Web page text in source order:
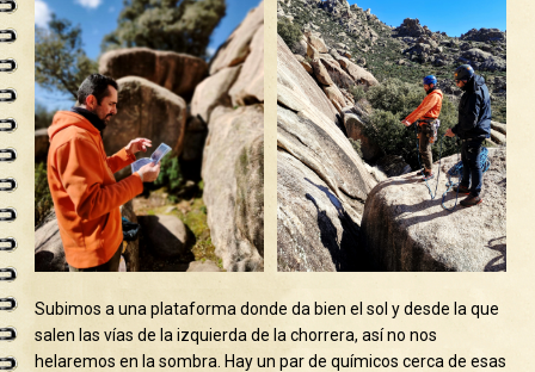
Subimos a una plataforma donde da bien el sol y desde la que
salen las vías de la izquierda de la chorrera, así no nos
helaremos en la sombra. Hay un par de químicos cerca de esas